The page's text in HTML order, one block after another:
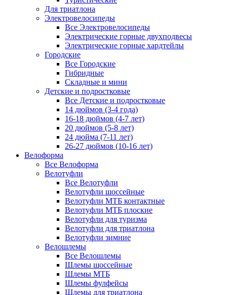
Для триатлона
Электровелосипеды
Все Электровелосипеды
Электрические горные двухподвесы
Электрические горные хардтейлы
Городские
Все Городские
Гибридные
Складные и мини
Детские и подростковые
Все Детские и подростковые
14 дюймов (3-4 года)
16-18 дюймов (4-7 лет)
20 дюймов (5-8 лет)
24 дюйма (7-11 лет)
26-27 дюймов (10-16 лет)
Велоформа
Все Велоформа
Велотуфли
Все Велотуфли
Велотуфли шоссейные
Велотуфли МТБ контактные
Велотуфли МТБ плоские
Велотуфли для туризма
Велотуфли для триатлона
Велотуфли зимние
Велошлемы
Все Велошлемы
Шлемы шоссейные
Шлемы МТБ
Шлемы фулфейсы
Шлемы для триатлона